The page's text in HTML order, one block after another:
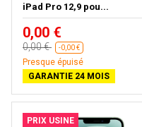
iPad Pro 12,9 pou...
0,00 €
0,00 € -0,00 €
Presque épuisé
GARANTIE 24 MOIS
PRIX USINE